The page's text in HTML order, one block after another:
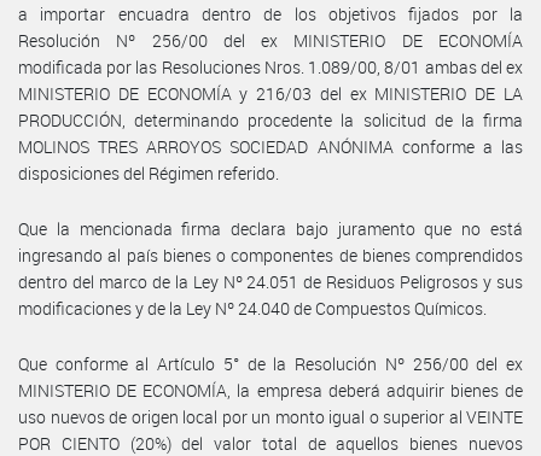
a importar encuadra dentro de los objetivos fijados por la
Resolución Nº 256/00 del ex MINISTERIO DE ECONOMÍA
modificada por las Resoluciones Nros. 1.089/00, 8/01 ambas del ex
MINISTERIO DE ECONOMÍA y 216/03 del ex MINISTERIO DE LA
PRODUCCIÓN, determinando procedente la solicitud de la firma
MOLINOS TRES ARROYOS SOCIEDAD ANÓNIMA conforme a las
disposiciones del Régimen referido.
Que la mencionada firma declara bajo juramento que no está
ingresando al país bienes o componentes de bienes comprendidos
dentro del marco de la Ley Nº 24.051 de Residuos Peligrosos y sus
modificaciones y de la Ley Nº 24.040 de Compuestos Químicos.
Que conforme al Artículo 5° de la Resolución Nº 256/00 del ex
MINISTERIO DE ECONOMÍA, la empresa deberá adquirir bienes de
uso nuevos de origen local por un monto igual o superior al VEINTE
POR CIENTO (20%) del valor total de aquellos bienes nuevos